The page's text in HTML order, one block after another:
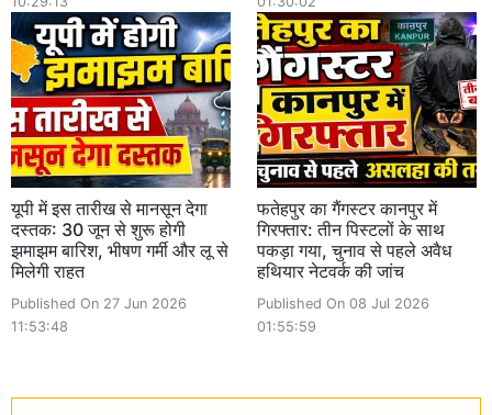
यूपी में इस तारीख से मानसून देगा
दस्तक: 30 जून से शुरू होगी
झमाझम बारिश, भीषण गर्मी और लू से
मिलेगी राहत
Published On 27 Jun 2026
11:53:48
फतेहपुर का गैंगस्टर कानपुर में
गिरफ्तार: तीन पिस्टलों के साथ
पकड़ा गया, चुनाव से पहले अवैध
हथियार नेटवर्क की जांच
Published On 08 Jul 2026
01:55:59